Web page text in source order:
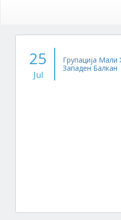
content
25
Jul
Групација Мали
Западен Балкан